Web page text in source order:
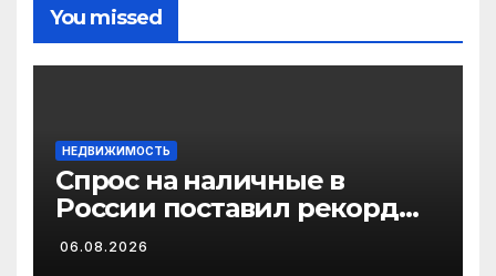
You missed
НЕДВИЖИМОСТЬ
Спрос на наличные в
России поставил рекорд
2026 года
06.08.2026